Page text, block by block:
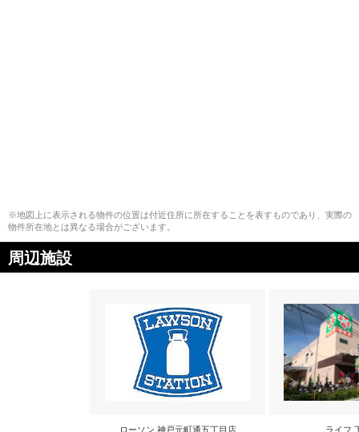
※地図上に表示される物件の位置は付近住所に所在することを表すものであり、実際の
物件所在地とは異なる場合がございます。
周辺施設
ローソン 神戸元町通五丁目店 ライフ